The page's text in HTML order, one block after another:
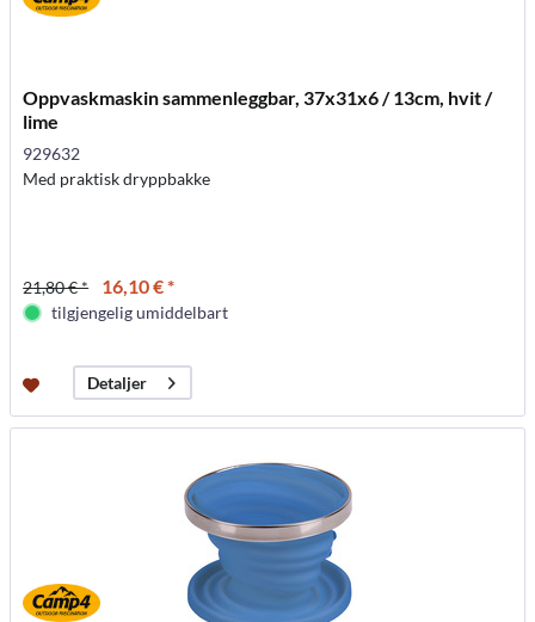
Oppvaskmaskin sammenleggbar, 37x31x6 / 13cm, hvit /
lime
929632
Med praktisk dryppbakke
21,80 € * 16,10 € *
tilgjengelig umiddelbart
Detaljer